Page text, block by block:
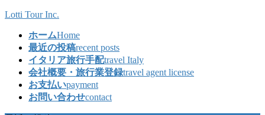
コ
ナ
Lotti Tour Inc.
ホームHome
最近の投稿recent posts
イタリア旅行手配travel Italy
会社概要・旅行業登録travel agent license
お支払いpayment
お問い合わせcontact